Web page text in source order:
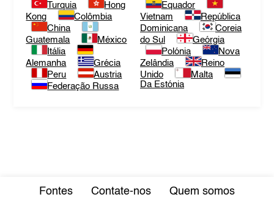
Turquia
Hong
Kong
Colômbia
China
Guatemala
México
Itália
Alemanha
Grécia
Peru
Austria
Federação Russa
Equador
Vietnam
República
Dominicana
Coreia
do Sul
Geórgia
Polónia
Nova
Zelândia
Reino
Unido
Malta
Da Estónia
Fontes Contate-nos Quem somos